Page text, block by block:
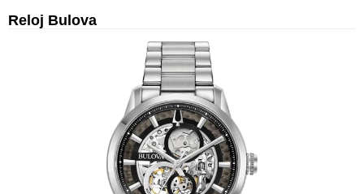
Reloj Bulova